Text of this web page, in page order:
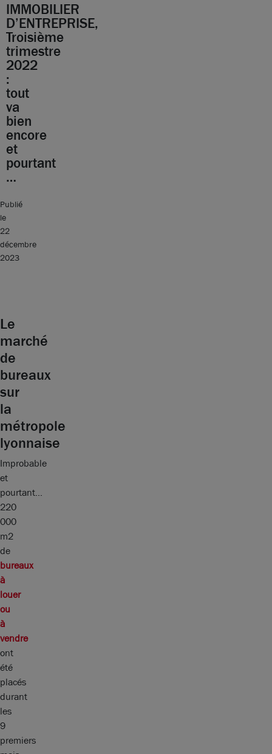
IMMOBILIER
D’ENTREPRISE,
Troisième
trimestre
2022
:
tout
va
bien
encore
et
pourtant
…
Publié
le
22
décembre
2023
Le
marché
de
bureaux
sur
la
métropole
lyonnaise
Improbable
et
pourtant…
220
000
m2
de
bureaux
à
louer
ou
à
vendre
ont
été
placés
durant
les
9
premiers